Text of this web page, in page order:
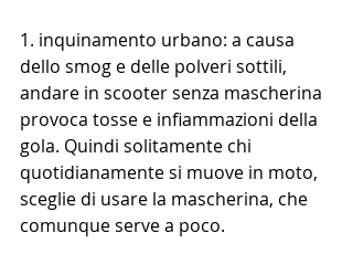
1. inquinamento urbano: a causa
dello smog e delle polveri sottili,
andare in scooter senza mascherina
provoca tosse e infiammazioni della
gola. Quindi solitamente chi
quotidianamente si muove in moto,
sceglie di usare la mascherina, che
comunque serve a poco.